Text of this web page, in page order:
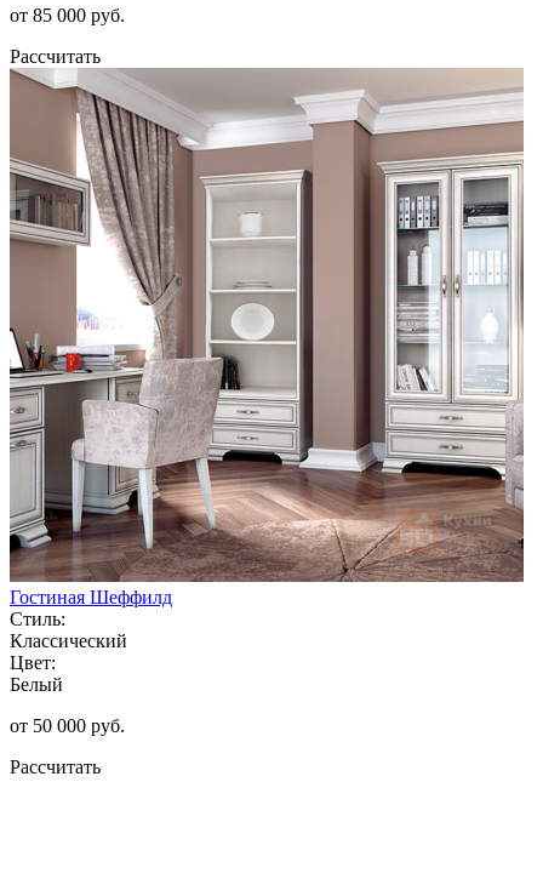
от 85 000 руб.
Рассчитать
Гостиная Шеффилд
Стиль:
Классический
Цвет:
Белый
от 50 000 руб.
Рассчитать